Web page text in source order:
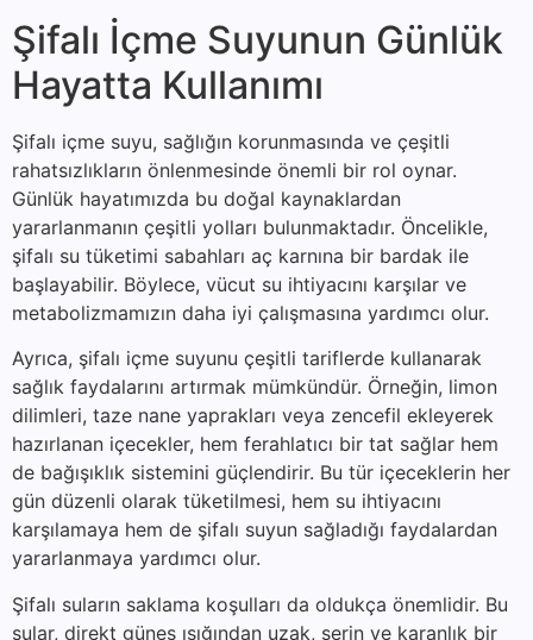
Şifalı İçme Suyunun Günlük
Hayatta Kullanımı
Şifalı içme suyu, sağlığın korunmasında ve çeşitli
rahatsızlıkların önlenmesinde önemli bir rol oynar.
Günlük hayatımızda bu doğal kaynaklardan
yararlanmanın çeşitli yolları bulunmaktadır. Öncelikle,
şifalı su tüketimi sabahları aç karnına bir bardak ile
başlayabilir. Böylece, vücut su ihtiyacını karşılar ve
metabolizmamızın daha iyi çalışmasına yardımcı olur.
Ayrıca, şifalı içme suyunu çeşitli tariflerde kullanarak
sağlık faydalarını artırmak mümkündür. Örneğin, limon
dilimleri, taze nane yaprakları veya zencefil ekleyerek
hazırlanan içecekler, hem ferahlatıcı bir tat sağlar hem
de bağışıklık sistemini güçlendirir. Bu tür içeceklerin her
gün düzenli olarak tüketilmesi, hem su ihtiyacını
karşılamaya hem de şifalı suyun sağladığı faydalardan
yararlanmaya yardımcı olur.
Şifalı suların saklama koşulları da oldukça önemlidir. Bu
sular, direkt güneş ışığından uzak, serin ve karanlık bir